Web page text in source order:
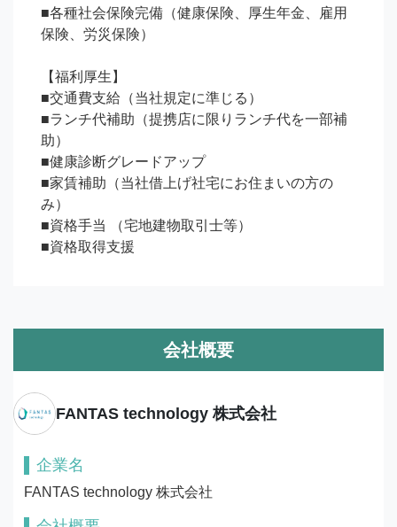
■各種社会保険完備（健康保険、厚生年金、雇用
保険、労災保険）
【福利厚生】
■交通費支給（当社規定に準じる）
■ランチ代補助（提携店に限りランチ代を一部補
助）
■健康診断グレードアップ
■家賃補助（当社借上げ社宅にお住まいの方の
み）
■資格手当 （宅地建物取引士等）
■資格取得支援
会社概要
FANTAS technology 株式会社
企業名
FANTAS technology 株式会社